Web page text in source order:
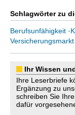
Schlagwörter zu
Berufsunfähigkeit ·
Versicherungsmarkt
Ihr Wissen
Ihre Leserbriefe
Ergänzung zu
schreiben Sie
dafür